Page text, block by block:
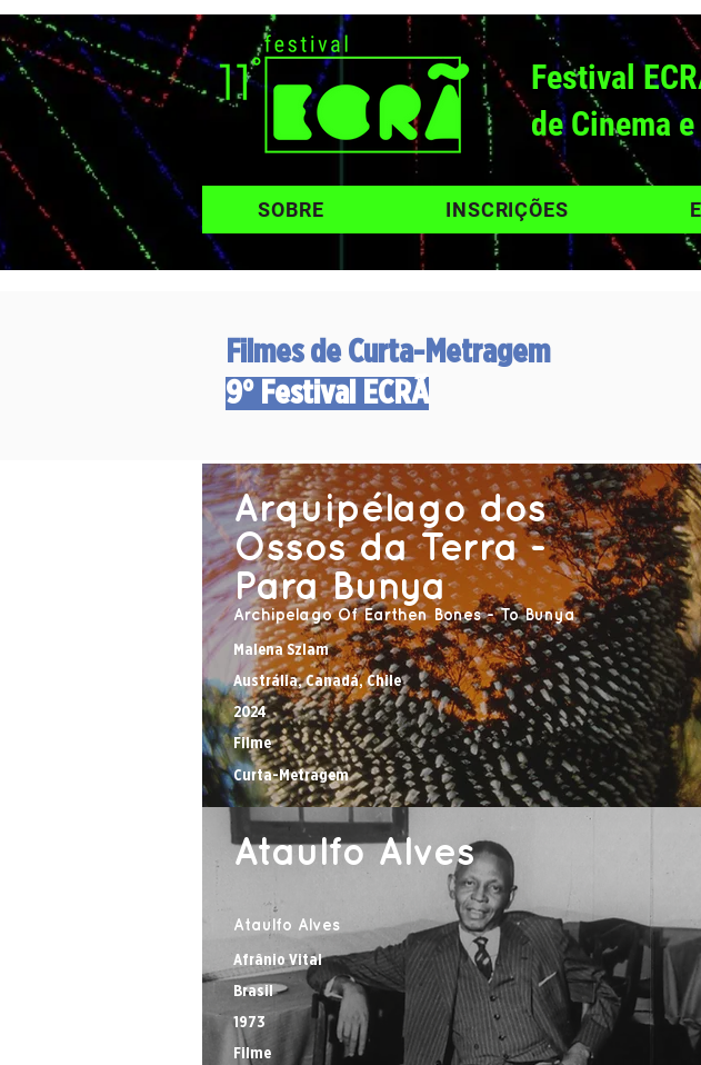
Festival
de Cinema
SOBRE INSCRIÇÕES
Filmes de Curta-Metragem
9° Festival ECRÃ
Arquipélago dos
Ossos da Terra -
Para Bunya
Curta-Metragem
Archipelago Of Earthen Bones - To Bunya
Malena Szlam
Austrália, Canadá, Chile
2024
Filme
Ataulfo Alves
Ataulfo Alves
Afrânio Vital
Brasil
1973
Filme